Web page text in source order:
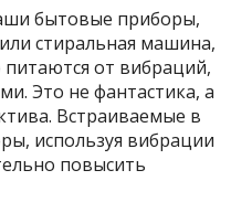
бытовые приборы,
стиральная машина,
от вибраций,
Это не фантастика, а
Встраиваемые в
используя вибрации
повысить